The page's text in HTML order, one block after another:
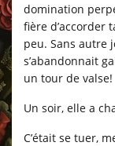
domination
fière d’accorder
peu. Sans autre
s’abandonnait
un tour de valse!
Un soir, elle a
C’était se tuer,